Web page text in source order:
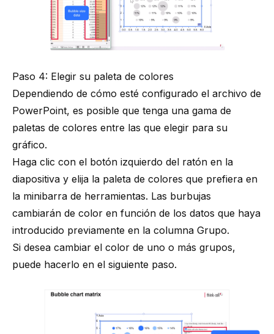
Paso 4: Elegir su paleta de colores
Dependiendo de cómo esté configurado el archivo de
PowerPoint, es posible que tenga una gama de
paletas de colores entre las que elegir para su
gráfico.
Haga clic con el botón izquierdo del ratón en la
diapositiva y elija la paleta de colores que prefiera en
la minibarra de herramientas. Las burbujas
cambiarán de color en función de los datos que haya
introducido previamente en la columna Grupo.
Si desea cambiar el color de uno o más grupos,
puede hacerlo en el siguiente paso.